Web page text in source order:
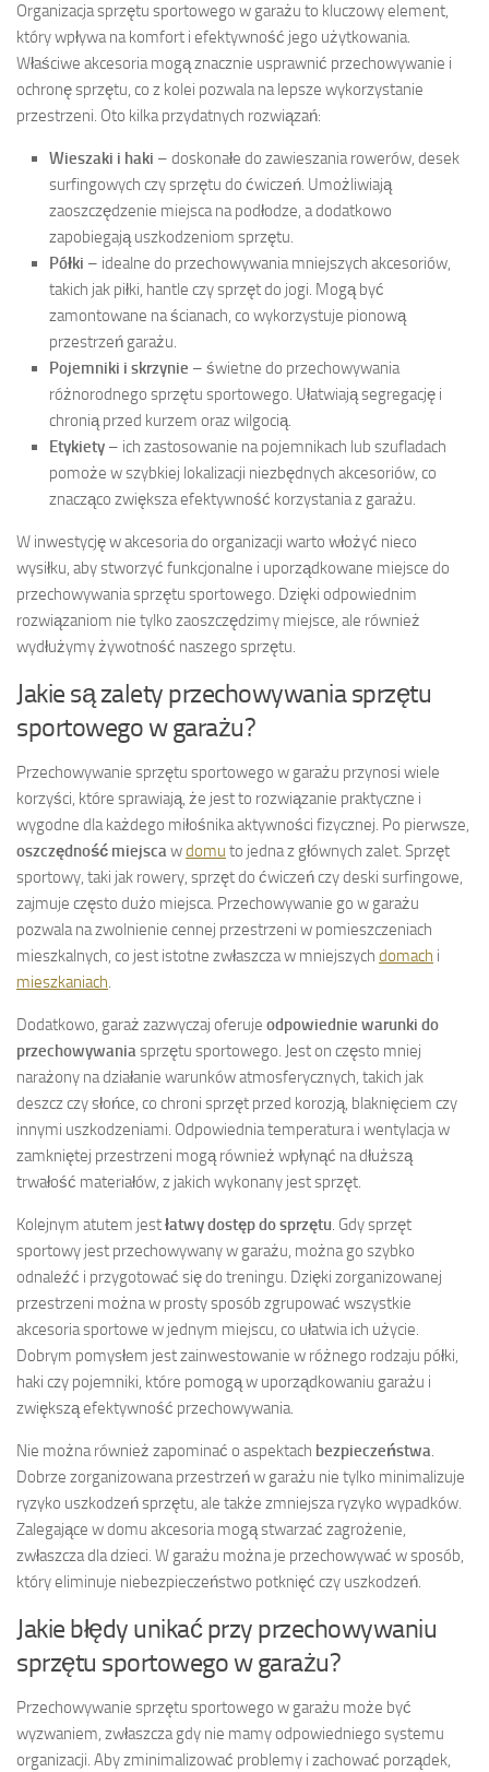
Organizacja sprzętu sportowego w garażu to kluczowy element,
który wpływa na komfort i efektywność jego użytkowania.
Właściwe akcesoria mogą znacznie usprawnić przechowywanie i
ochronę sprzętu, co z kolei pozwala na lepsze wykorzystanie
przestrzeni. Oto kilka przydatnych rozwiązań:
Wieszaki i haki – doskonałe do zawieszania rowerów, desek
surfingowych czy sprzętu do ćwiczeń. Umożliwiają
zaoszczędzenie miejsca na podłodze, a dodatkowo
zapobiegają uszkodzeniom sprzętu.
Półki – idealne do przechowywania mniejszych akcesoriów,
takich jak piłki, hantle czy sprzęt do jogi. Mogą być
zamontowane na ścianach, co wykorzystuje pionową
przestrzeń garażu.
Pojemniki i skrzynie – świetne do przechowywania
różnorodnego sprzętu sportowego. Ułatwiają segregację i
chronią przed kurzem oraz wilgocią.
Etykiety – ich zastosowanie na pojemnikach lub szufladach
pomoże w szybkiej lokalizacji niezbędnych akcesoriów, co
znacząco zwiększa efektywność korzystania z garażu.
W inwestycję w akcesoria do organizacji warto włożyć nieco
wysiłku, aby stworzyć funkcjonalne i uporządkowane miejsce do
przechowywania sprzętu sportowego. Dzięki odpowiednim
rozwiązaniom nie tylko zaoszczędzimy miejsce, ale również
wydłużymy żywotność naszego sprzętu.
Jakie są zalety przechowywania sprzętu
sportowego w garażu?
Przechowywanie sprzętu sportowego w garażu przynosi wiele
korzyści, które sprawiają, że jest to rozwiązanie praktyczne i
wygodne dla każdego miłośnika aktywności fizycznej. Po pierwsze,
oszczędność miejscawdomu to jedna z głównych zalet. Sprzęt
sportowy, taki jak rowery, sprzęt do ćwiczeń czy deski surfingowe,
zajmuje często dużo miejsca. Przechowywanie go w garażu
pozwala na zwolnienie cennej przestrzeni w pomieszczeniach
mieszkalnych, co jest istotne zwłaszcza w mniejszych domach i
mieszkaniach.
Dodatkowo, garaż zazwyczaj oferuje odpowiednie warunki do
przechowywaniasprzętu sportowego. Jest on często mniej
narażony na działanie warunków atmosferycznych, takich jak
deszcz czy słońce, co chroni sprzęt przed korozją, blaknięciem czy
innymi uszkodzeniami. Odpowiednia temperatura i wentylacja w
zamkniętej przestrzeni mogą również wpłynąć na dłuższą
trwałość materiałów, z jakich wykonany jest sprzęt.
Kolejnym atutem jestłatwy dostęp do sprzętu. Gdy sprzęt
sportowy jest przechowywany w garażu, można go szybko
odnaleźć i przygotować się do treningu. Dzięki zorganizowanej
przestrzeni można w prosty sposób zgrupować wszystkie
akcesoria sportowe w jednym miejscu, co ułatwia ich użycie.
Dobrym pomysłem jest zainwestowanie w różnego rodzaju półki,
haki czy pojemniki, które pomogą w uporządkowaniu garażu i
zwiększą efektywność przechowywania.
Nie można również zapominać o aspektach bezpieczeństwa.
Dobrze zorganizowana przestrzeń w garażu nie tylko minimalizuje
ryzyko uszkodzeń sprzętu, ale także zmniejsza ryzyko wypadków.
Zalegające w domu akcesoria mogą stwarzać zagrożenie,
zwłaszcza dla dzieci. W garażu można je przechowywać w sposób,
który eliminuje niebezpieczeństwo potknięć czy uszkodzeń.
Jakie błędy unikać przy przechowywaniu
sprzętu sportowego w garażu?
Przechowywanie sprzętu sportowego w garażu może być
wyzwaniem, zwłaszcza gdy nie mamy odpowiedniego systemu
organizacji. Aby zminimalizować problemy i zachować porządek,